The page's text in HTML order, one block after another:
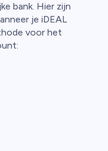
bank. Hier zijn
je iDEAL
voor het